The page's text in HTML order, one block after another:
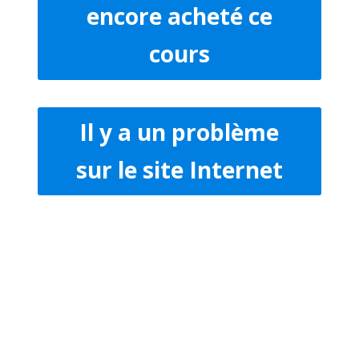
encore acheté ce
cours
Il y a un problème
sur le site Internet